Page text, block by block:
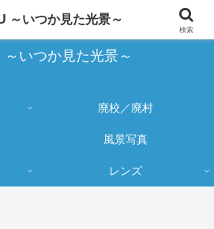
売り出しとカメラ物欲のブログ
～いつか見た光景～
廃校／廃村
風景写真
レンズ
～いつか見た光景～
検索